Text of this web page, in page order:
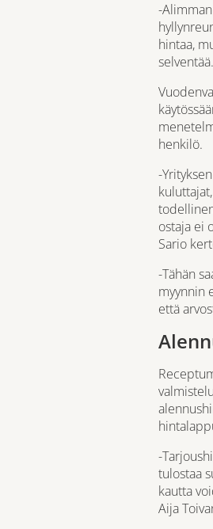
-
hintaa,
selventää.
henkilö.
-
ostaja ei
Sario
-Tähän
myynnin
että
-
tulostaa
kautta
Aija